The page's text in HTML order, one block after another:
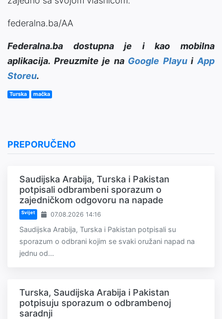
federalna.ba/AA
Federalna.ba dostupna je i kao mobilna
aplikacija. Preuzmite je na Google PlayuiApp
Storeu.
Turska mačka
PREPORUČENO
Saudijska Arabija, Turska i Pakistan
potpisali odbrambeni sporazum o
zajedničkom odgovoru na napade
Svijet 07.08.2026 14:16
Saudijska Arabija, Turska i Pakistan potpisali su
sporazum o odbrani kojim se svaki oružani napad na
jednu od...
Turska, Saudijska Arabija i Pakistan
potpisuju sporazum o odbrambenoj
saradnji